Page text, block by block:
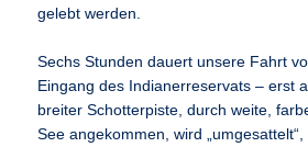
gelebt werden.
Sechs Stunden dauert unsere Fahrt
Eingang des Indianerreservats – erst
breiter Schotterpiste, durch weite,
See angekommen, wird